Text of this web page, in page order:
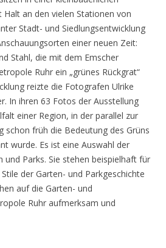
an den vielen Stationen von
Stadt- und Siedlungsentwicklung
einer neuen Zeit:
Stahl, die mit dem Emscher
Ruhr ein „grünes Rückgrat“
reizte die Fotografen Ulrike
In ihren 63 Fotos der Ausstellung
einer Region, in der parallel zur
schon früh die Bedeutung des Grüns
wurde. Es ist eine Auswahl der
und Parks. Sie stehen beispielhaft für
der Garten- und Parkgeschichte
auf die Garten- und
Ruhr aufmerksam und